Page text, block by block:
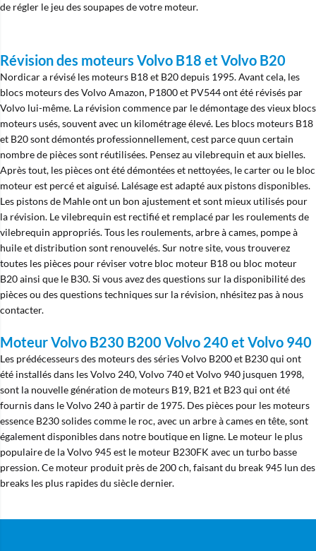
de régler le jeu des soupapes de votre moteur.
Révision des moteurs Volvo B18 et Volvo B20
Nordicar a révisé les moteurs B18 et B20 depuis 1995. Avant cela, les
blocs moteurs des Volvo Amazon, P1800 et PV544 ont été révisés par
Volvo lui-même. La révision commence par le démontage des vieux blocs
moteurs usés, souvent avec un kilométrage élevé. Les blocs moteurs B18
et B20 sont démontés professionnellement, cest parce quun certain
nombre de pièces sont réutilisées. Pensez au vilebrequin et aux bielles.
Après tout, les pièces ont été démontées et nettoyées, le carter ou le bloc
moteur est percé et aiguisé. Lalésage est adapté aux pistons disponibles.
Les pistons de Mahle ont un bon ajustement et sont mieux utilisés pour
la révision. Le vilebrequin est rectifié et remplacé par les roulements de
vilebrequin appropriés. Tous les roulements, arbre à cames, pompe à
huile et distribution sont renouvelés. Sur notre site, vous trouverez
toutes les pièces pour réviser votre bloc moteur B18 ou bloc moteur
B20 ainsi que le B30. Si vous avez des questions sur la disponibilité des
pièces ou des questions techniques sur la révision, nhésitez pas à nous
contacter.
Moteur Volvo B230 B200 Volvo 240 et Volvo 940
Les prédécesseurs des moteurs des séries Volvo B200 et B230 qui ont
été installés dans les Volvo 240, Volvo 740 et Volvo 940 jusquen 1998,
sont la nouvelle génération de moteurs B19, B21 et B23 qui ont été
fournis dans le Volvo 240 à partir de 1975. Des pièces pour les moteurs
essence B230 solides comme le roc, avec un arbre à cames en tête, sont
également disponibles dans notre boutique en ligne. Le moteur le plus
populaire de la Volvo 945 est le moteur B230FK avec un turbo basse
pression. Ce moteur produit près de 200 ch, faisant du break 945 lun des
breaks les plus rapides du siècle dernier.